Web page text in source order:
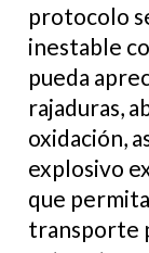
protocolo
inestable
pueda
rajaduras,
oxidación,
explosivo
que
transporte